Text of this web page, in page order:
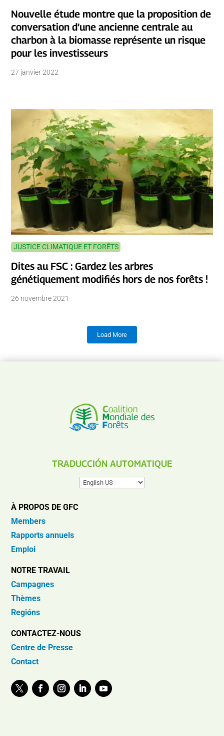
Nouvelle étude montre que la proposition de
conversation d’une ancienne centrale au
charbon à la biomasse représente un risque
pour les investisseurs
27 janvier 2022
JUSTICE CLIMATIQUE ET FORÊTS
Dites au FSC : Gardez les arbres
génétiquement modifiés hors de nos forêts !
26 novembre 2021
Load More
TRADUCCIÓN AUTOMATIQUE
À PROPOS DE GFC
Members
Rapports annuels
Emploi
NOTRE TRAVAIL
Campagnes
Thèmes
Regións
CONTACTEZ-NOUS
Centre de Presse
Contact